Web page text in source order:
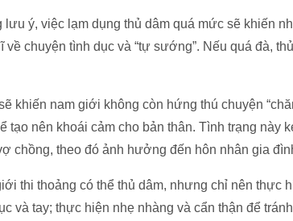
lưu ý, việc lạm dụng thủ dâm quá mức sẽ khiến
về chuyện tình dục và “tự sướng”. Nếu quá đà,
khiến nam giới không còn hứng thú chuyện
tạo nên khoái cảm cho bản thân. Tình trạng này
chồng, theo đó ảnh hưởng đến hôn nhân gia
thi thoảng có thể thủ dâm, nhưng chỉ nên thực
và tay; thực hiện nhẹ nhàng và cẩn thận để